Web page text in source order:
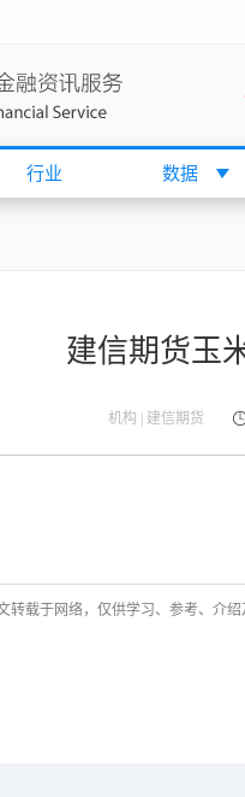
行业 数据
建信期货玉
机构 | 建信期货
转载于网络，仅供学习、参考、介